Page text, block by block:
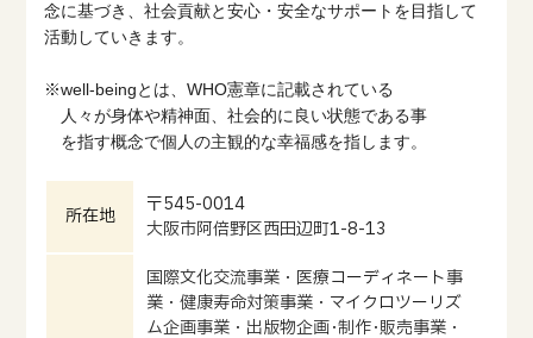
念に基づき、社会貢献と安心・安全なサポートを目指して
活動していきます。
※well-beingとは、WHO憲章に記載されている
人々が身体や精神面、社会的に良い状態である事
を指す概念で個人の主観的な幸福感を指します。
所在地
〒545-0014
大阪市阿倍野区西田辺町1-8-13
国際文化交流事業・医療コーディネート事
業・健康寿命対策事業・マイクロツーリズ
ム企画事業・出版物企画･制作･販売事業・